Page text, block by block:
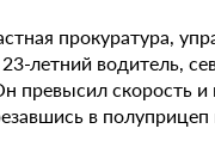
прокуратура,
летний водитель,
превысил скорость и
в полуприцеп